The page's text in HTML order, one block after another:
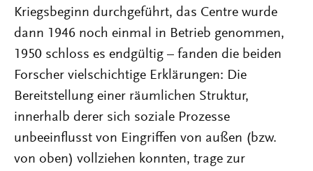
Kriegsbeginn durchgeführt, das Centre wurde
dann 1946 noch einmal in Betrieb genommen,
1950 schloss es endgültig – fanden die beiden
Forscher vielschichtige Erklärungen: Die
Bereitstellung einer räumlichen Struktur,
innerhalb derer sich soziale Prozesse
unbeeinflusst von Eingriffen von außen (bzw.
von oben) vollziehen konnten, trage zur